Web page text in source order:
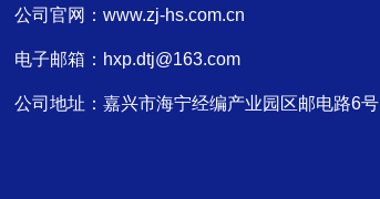
公司官网： www.zj-hs.com.cn
电子邮箱：hxp.dtj@163.com
公司地址：嘉兴市海宁经编产业园区邮电路6号